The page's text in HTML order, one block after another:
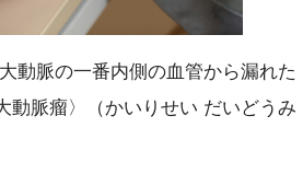
動脈の一番内側の血管から漏れた
脈瘤〉（かいりせい だいどうみ